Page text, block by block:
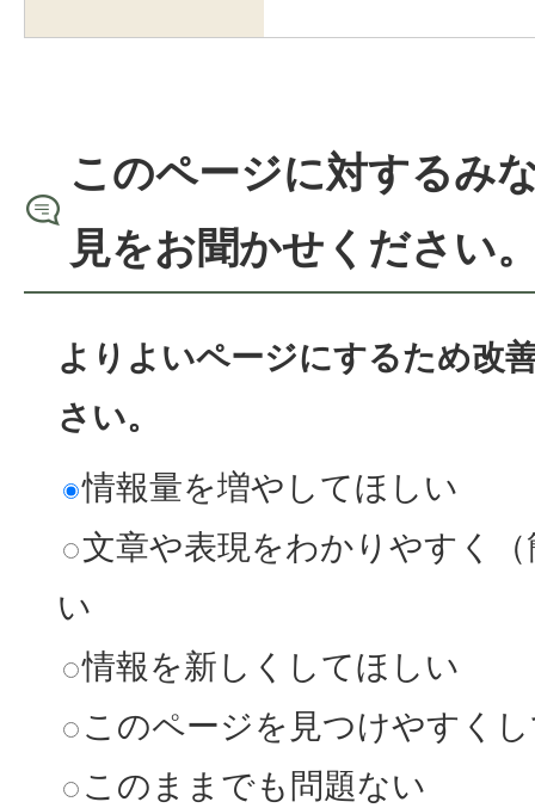
このページに対するみ
見をお聞かせください
よりよいページにするため改
さい。
情報量を増やしてほしい
文章や表現をわかりやすく
い
情報を新しくしてほしい
このページを見つけやすく
このままでも問題ない